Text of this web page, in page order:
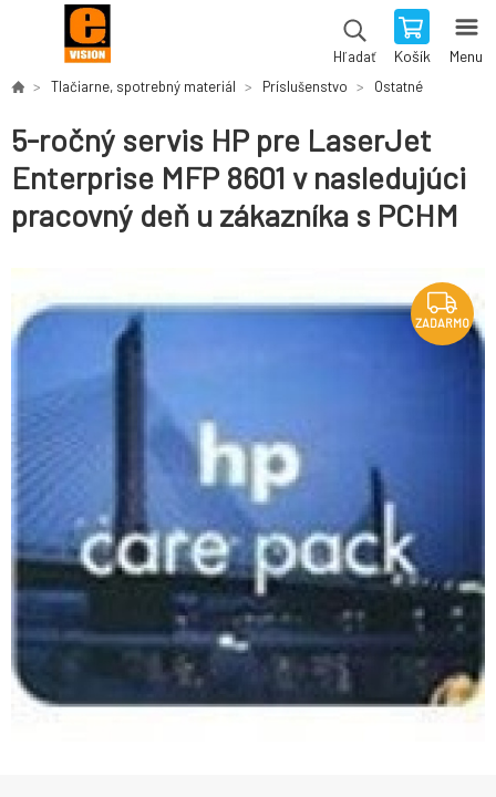
Hľadať Košík Menu
Tlačiarne, spotrebný materiál Príslušenstvo Ostatné
5-ročný servis HP pre LaserJet
Enterprise MFP 8601 v nasledujúci
pracovný deň u zákazníka s PCHM
ZADARMO